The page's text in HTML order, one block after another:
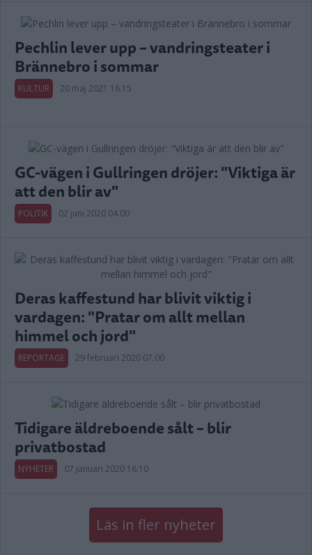
Pechlin lever upp – vandringsteater i
Brännebro i sommar
KULTUR 20 maj 2021 16.15
GC-vägen i Gullringen dröjer: "Viktiga är
att den blir av"
POLITIK 02 juni 2020 04.00
Deras kaffestund har blivit viktig i
vardagen: "Pratar om allt mellan
himmel och jord"
REPORTAGE 29 februari 2020 07.00
Tidigare äldreboende sålt – blir
privatbostad
NYHETER 07 januari 2020 16.10
Läs in fler nyheter